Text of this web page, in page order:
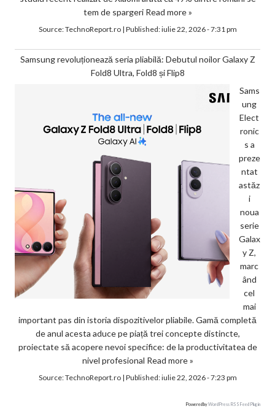
tem de spargeri Read more »
Source:TechnoReport.ro| Published:iulie 22, 2026 - 7:31 pm
Samsung revoluționează seria pliabilă: Debutul noilor Galaxy Z
Fold8 Ultra, Fold8 și Flip8
Sams
ung
Elect
ronic
s a
preze
ntat
astăz
i
noua
serie
Galax
y Z,
marc
ând
cel
mai
important pas din istoria dispozitivelor pliabile. Gamă completă
de anul acesta aduce pe piață trei concepte distincte,
proiectate să acopere nevoi specifice: de la productivitatea de
nivel profesional Read more »
Source:TechnoReport.ro| Published:iulie 22, 2026 - 7:23 pm
Powered byWordPress RSS Feed Plugin